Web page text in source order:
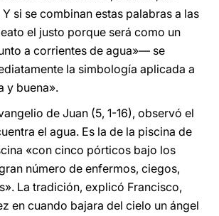
si se combinan estas palabras a las
el justo porque será como un
a corrientes de agua»— se
la simbología aplicada a
y buena».
de Juan (5, 1-16), observó el
el agua. Es la de la piscina de
«con cinco pórticos bajo los
número de enfermos, ciegos,
La tradición, explicó Francisco,
en cuando bajara del cielo un ángel